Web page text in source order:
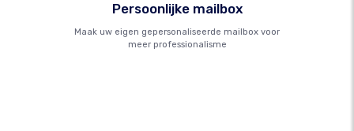
Persoonlijke mailbox
Maak uw eigen gepersonaliseerde mailbox voor
meer professionalisme